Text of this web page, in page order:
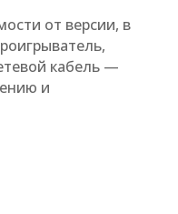
от версии, в
кабель —
и